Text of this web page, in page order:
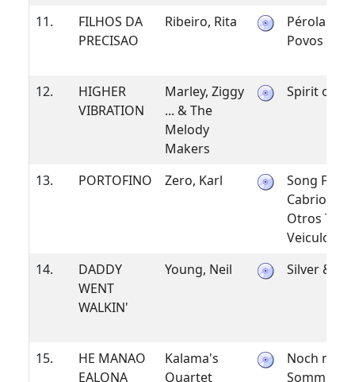
11.
FILHOS DA
PRECISAO
Ribeiro, Rita
Pérolas
Povos
12.
HIGHER
VIBRATION
Marley, Ziggy
... & The
Melody
Makers
Spirit of
13. PORTOFINO Zero, Karl
Song For
Cabriolets
Otros
Veiculos
14.
DADDY
WENT
WALKIN'
Young, Neil Silver &
15.
HE MANAO
EALONA
Kalama's
Quartet
Noch mehr
Sommer-